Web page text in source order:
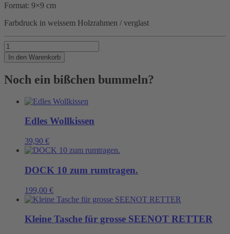
Format: 9×9 cm
Farbdruck in weissem Holzrahmen / verglast
Karoussell
Menge
In den Warenkorb
Noch ein bißchen bummeln?
Edles Wollkissen
39,90 €
DOCK 10 zum rumtragen.
199,00 €
Kleine Tasche für grosse SEENOT RETTER